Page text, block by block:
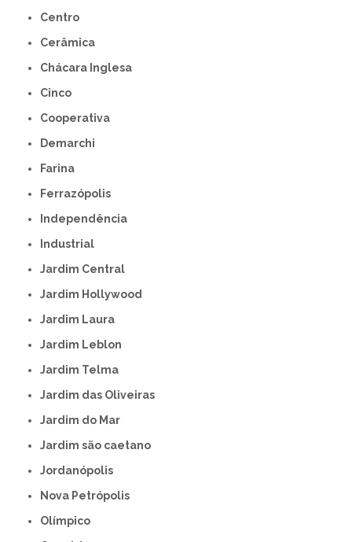
Centro
Cerâmica
Chácara Inglesa
Cinco
Cooperativa
Demarchi
Farina
Ferrazópolis
Independência
Industrial
Jardim Central
Jardim Hollywood
Jardim Laura
Jardim Leblon
Jardim Telma
Jardim das Oliveiras
Jardim do Mar
Jardim são caetano
Jordanópolis
Nova Petrópolis
Olímpico